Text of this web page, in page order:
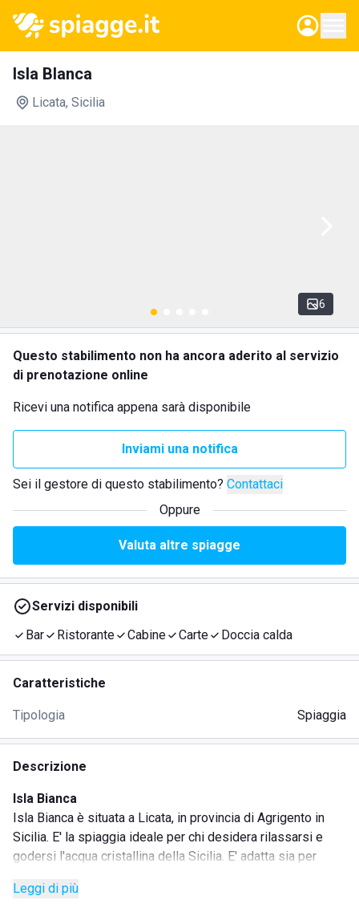
Isla Blanca
Licata, Sicilia
6
Questo stabilimento non ha ancora aderito al servizio
di prenotazione online
Ricevi una notifica appena sarà disponibile
Inviami una notifica
Sei il gestore di questo stabilimento? Contattaci
Oppure
Valuta altre spiagge
Servizi disponibili
Bar
Ristorante Cabine Carte Doccia calda
Caratteristiche
Tipologia Spiaggia
Descrizione
Isla Bianca
Isla Bianca è situata a Licata, in provincia di Agrigento in
Sicilia. E' la spiaggia ideale per chi desidera rilassarsi e
godersi l'acqua cristallina della Sicilia. E' adatta sia per
servizi, tra cui ombrelloni, lettini e sdraio.
Leggi di più